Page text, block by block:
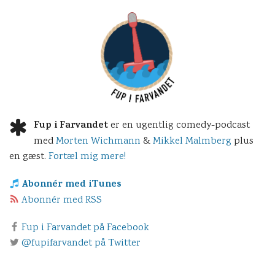
Fup i Farvandeter en ugentlig comedy-podcast
medMorten Wichmann &Mikkel Malmberg plus
en gæst. Fortæl mig mere!
Abonnér med iTunes
Abonnér med RSS
Fup i Farvandet på Facebook
@fupifarvandet på Twitter